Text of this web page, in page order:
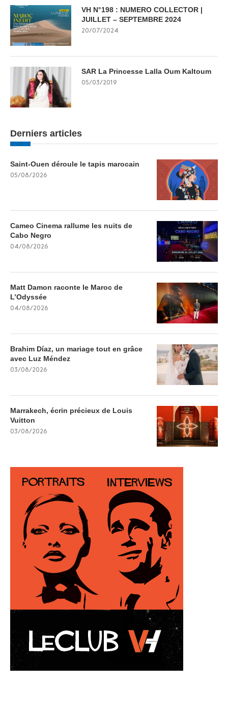
VH N°198 : NUMERO COLLECTOR |
JUILLET – SEPTEMBRE 2024
20/07/2024
SAR La Princesse Lalla Oum Kaltoum
05/03/2019
Derniers articles
Saint-Ouen déroule le tapis marocain
05/08/2026
Cameo Cinema rallume les nuits de
Cabo Negro
04/08/2026
Matt Damon raconte le Maroc de
L’Odyssée
04/08/2026
Brahim Díaz, un mariage tout en grâce
avec Luz Méndez
03/08/2026
Marrakech, écrin précieux de Louis
Vuitton
03/08/2026